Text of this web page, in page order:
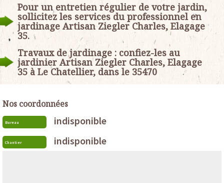
Pour un entretien régulier de votre jardin,
sollicitez les services du professionnel en
jardinage Artisan Ziegler Charles, Elagage
35.
Travaux de jardinage : confiez-les au
jardinier Artisan Ziegler Charles, Elagage
35 à Le Chatellier, dans le 35470
Nos coordonnées
Bureau indisponible
Chantier indisponible